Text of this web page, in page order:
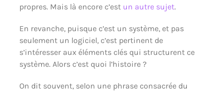
propres. Mais là encore c’est un autre sujet.
En revanche, puisque c’est un système, et pas
seulement un logiciel, c’est pertinent de
s’intéresser aux éléments clés qui structurent ce
système. Alors c’est quoi l’histoire ?
On dit souvent, selon une phrase consacrée du